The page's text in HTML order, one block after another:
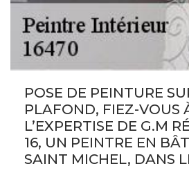
POSE DE PEINTURE
PLAFOND, FIEZ-VOUS
L’EXPERTISE DE G.M
16, UN PEINTRE EN
SAINT MICHEL, DANS